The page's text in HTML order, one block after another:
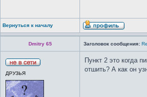
Вернуться к началу
Dmitry 65 Заголовок сообщения:
ДРУЗЬЯ
Пункт 2 это когда
отшить? А как он